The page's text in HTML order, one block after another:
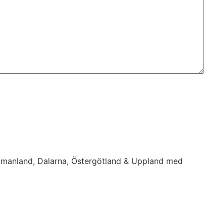
Dalarna, Östergötland & Uppland med